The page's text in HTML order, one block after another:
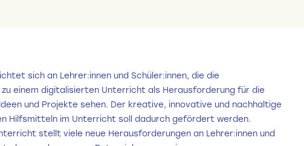
sich an Lehrer:innen und Schüler:innen, die die
einem digitalisierten Unterricht als Herausforderung für die
und Projekte sehen. Der kreative, innovative und nachhaltige
Hilfsmitteln im Unterricht soll dadurch gefördert werden.
stellt viele neue Herausforderungen an Lehrer:innen und